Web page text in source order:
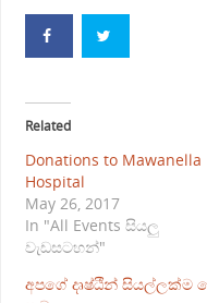
Related
Donations to Mawanella
Hospital
May 26, 2017
In "All Events සියලු
වැඩසටහන්"
අපගේ දෘෂ්ඨීන් සියල්ලක්ම